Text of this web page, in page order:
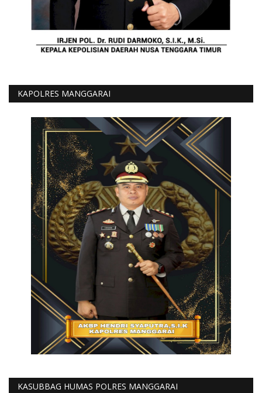
KAPOLRES MANGGARAI
KASUBBAG HUMAS POLRES MANGGARAI